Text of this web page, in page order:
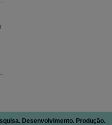
Desenvolvimento. Produção.